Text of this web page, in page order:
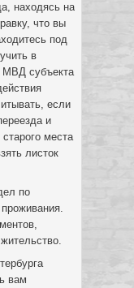
находясь на
что вы
под
в
МВД субъекта
если
и
места
листок
по
вам